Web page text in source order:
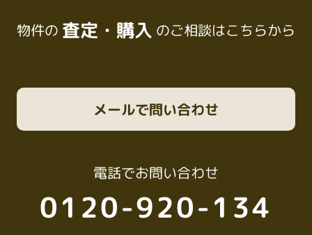
物件の 査定・購入 のご相談はこちらから
電話でお問い合わせ
0120-920-134
メールで問い合わせ